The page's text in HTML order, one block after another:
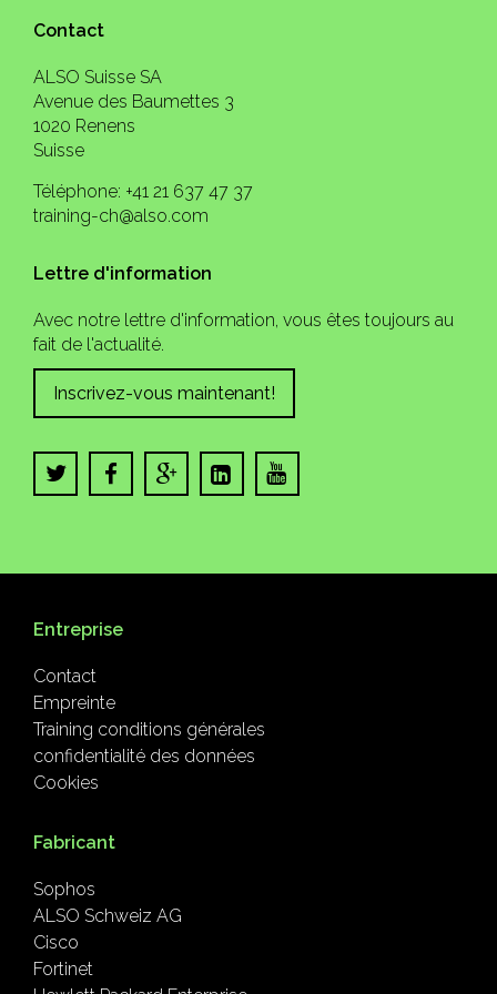
Contact
ALSO Suisse SA
Avenue des Baumettes 3
1020 Renens
Suisse
Téléphone: +41 21 637 47 37
training-ch@also.com
Lettre d'information
Avec notre lettre d'information, vous êtes toujours au
fait de l'actualité.
Inscrivez-vous maintenant!
Entreprise
Contact
Empreinte
Training conditions générales
confidentialité des données
Cookies
Fabricant
Sophos
ALSO Schweiz AG
Cisco
Fortinet